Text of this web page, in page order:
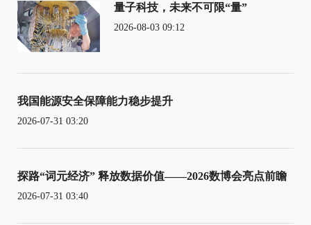
量子科技，未来不可限“量”
2026-08-03 09:12
我国能源安全保障能力稳步提升
2026-07-31 03:20
探路“词元经济” 释放数据价值——2026数博会亮点前瞻
2026-07-31 03:40